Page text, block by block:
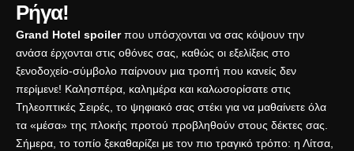
Ρήγα!
Grand Hotel spoilerπου υπόσχονται να σας κόψουν την
ανάσα έρχονται στις οθόνες σας, καθώς οι εξελίξεις στο
ξενοδοχείο-σύμβολο παίρνουν μια τροπή που κανείς δεν
περίμενε! Καλησπέρα, καλημέρα και καλωσορίσατε στις
Τηλεοπτικές Σειρές, το ψηφιακό σας στέκι για να μαθαίνετε όλα
τα «μέσα» της πλοκής προτού προβληθούν στους δέκτες σας.
Σήμερα, το τοπίο ξεκαθαρίζει με τον πιο τραγικό τρόπο: η Λίτσα,